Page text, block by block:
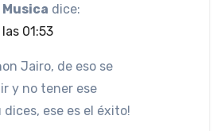
Musica dice:
01:53
Jairo, de eso se
y no tener ese
ese es el éxito!